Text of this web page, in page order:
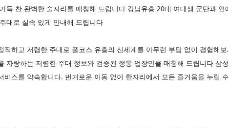
득 찬 완벽한 술자리를 매칭해 드립니다 강남유흥 20대 여대생 군단과 연
대로 실속 있게 안내해 드립니다
하고 저렴한 주대로 풀코스 유흥의 신세계를 아무런 부담 없이 경험해
자랑하는 저렴한 주대 정보와 검증된 정통 업장만을 매칭해 드립니다 삼
스를 약속합니다. 번거로운 이동 없이 한자리에서 모든 즐거움을 누릴